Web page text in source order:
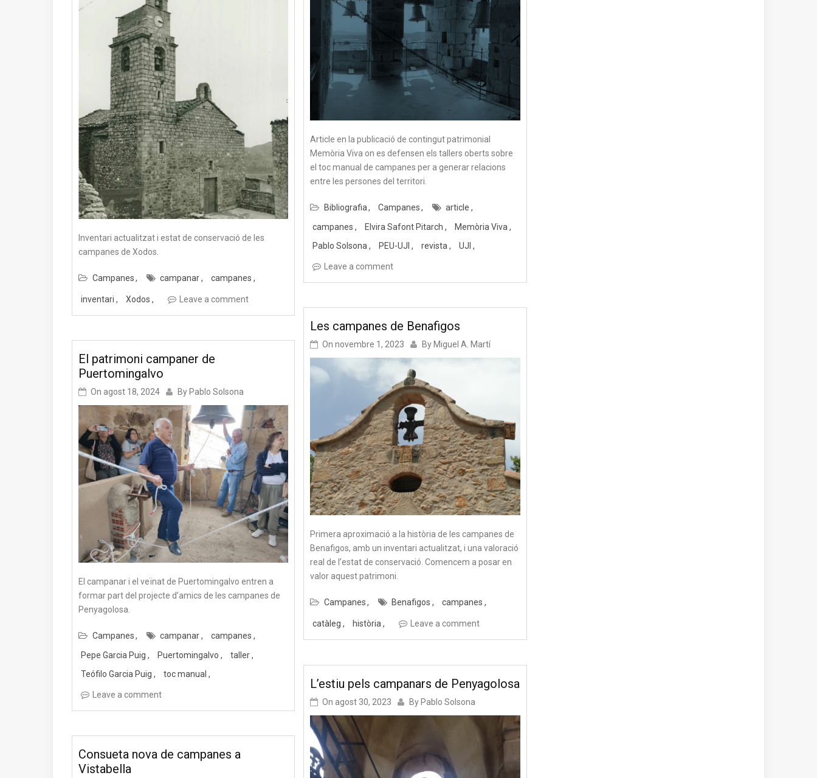
Inventari actualitzat i estat de conservació de les
campanes de Xodos.
Campanes campanar campanes
inventari Xodos Leave a comment
El patrimoni campaner de
Puertomingalvo
On agost 18, 2024 By Pablo Solsona
El campanar i el veïnat de Puertomingalvo entren a
formar part del projecte d’amics de les campanes de
Penyagolosa.
Campanes campanar
campanes
Pepe Garcia Puig
Puertomingalvo
taller
Teófilo Garcia Puig
toc manual
Leave a comment
Consueta nova de campanes a
Vistabella
Article en la publicació de contingut patrimonial
Memòria Viva on es defensen els tallers oberts sobre
el toc manual de campanes per a generar relacions
entre les persones del territori.
Bibliografia Campanes
article
campanes
Elvira Safont Pitarch
Memòria Viva
Pablo Solsona
PEU-UJI revista UJI
Leave a comment
Les campanes de Benafigos
Onnovembre 1, 2023 By Miguel A. Martí
Primera aproximació a la història de les campanes de
Benafigos, amb un inventari actualitzat, i una valoració
real de l’estat de conservació. Comencem a posar en
valor aquest patrimoni.
Campanes Benafigos campanes
catàleg història Leave a comment
L’estiu pels campanars de Penyagolosa
On agost 30, 2023 ByPablo Solsona